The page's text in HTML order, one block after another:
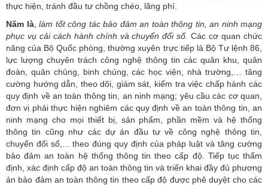
thực hiện, tránh đầu tư chồng chéo, lãng phí.
Năm là, làm tốt công tác bảo đảm an toàn thông tin, an ninh mạng
phục vụ cải cách hành chính và chuyển đổi số. Các cơ quan chức
năng của Bộ Quốc phòng, thường xuyên trực tiếp là Bộ Tư lệnh 86,
lực lượng chuyên trách công nghệ thông tin các quân khu, quân
đoàn, quân chủng, binh chủng, các học viện, nhà trường,… tăng
cường hướng dẫn, theo dõi, giám sát, kiểm tra việc chấp hành các
quy định về an toàn thông tin, an ninh mạng; yêu cầu các cơ quan,
đơn vị phải thực hiện nghiêm các quy định về an toàn thông tin, an
ninh mạng cho mọi thiết bị, sản phẩm, phần mềm và hệ thống
thông tin cũng như các dự án đầu tư về công nghệ thông tin,
chuyển đổi số,... theo đúng quy định của pháp luật và tăng cường
bảo đảm an toàn hệ thống thông tin theo cấp độ. Tiếp tục thẩm
định, xác định cấp độ an toàn thông tin và triển khai đầy đủ phương
án bảo đảm an toàn thông tin theo cấp độ được phê duyệt cho các